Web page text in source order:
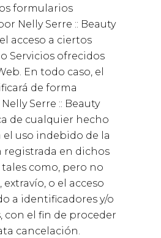
formularios
Nelly Serre :: Beauty
acceso a ciertos
Servicios ofrecidos
En todo caso, el
de forma
Nelly Serre :: Beauty
de cualquier hecho
uso indebido de la
en dichos
como, pero no
extravío, o el acceso
a identificadores y/o
con el fin de proceder
cancelación.